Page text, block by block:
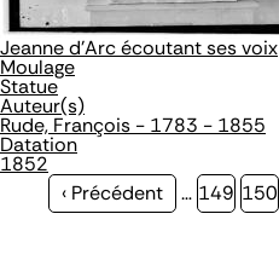
Jeanne d'Arc écoutant ses voix
Moulage
Statue
Auteur(s)
Rude, François - 1783 - 1855
Datation
1852
Page
‹ Précédent … Page
149 Page
150